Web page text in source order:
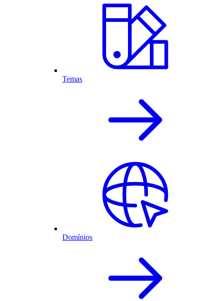
Temas
Domínios